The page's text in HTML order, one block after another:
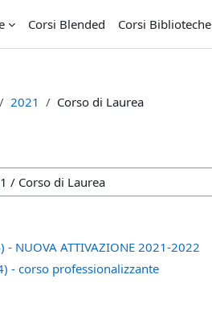
Corsi Blended Corsi Biblioteche
2021 Corso di Laurea
NUOVA ATTIVAZIONE 2021-2022
- corso professionalizzante